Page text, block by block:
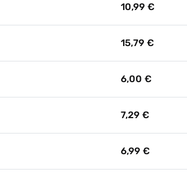
10,99 €
15,79 €
6,00 €
7,29 €
6,99 €